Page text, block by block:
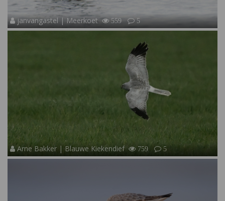
janvangastel | Meerkoet 559 5
Arne Bakker | Blauwe Kiekendief 759 5